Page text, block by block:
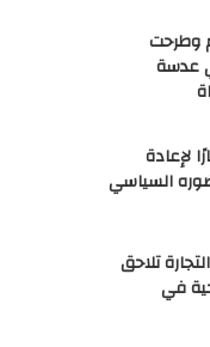
وطرحت
عدسة
لإعادة
السياسي
تلاحق
في